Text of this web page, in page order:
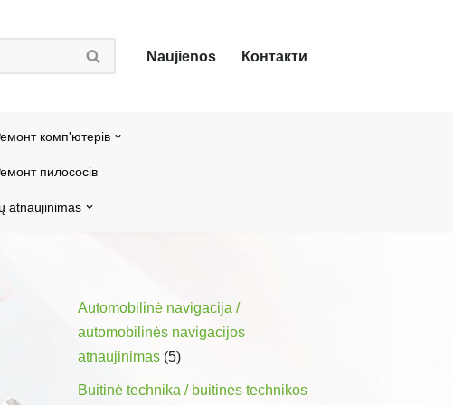
Naujienos Контакти
комп'ютерів
пилососів
atnaujinimas
Automobilinė navigacija /
automobilinės navigacijos
atnaujinimas (5)
Buitinė technika / buitinės technikos